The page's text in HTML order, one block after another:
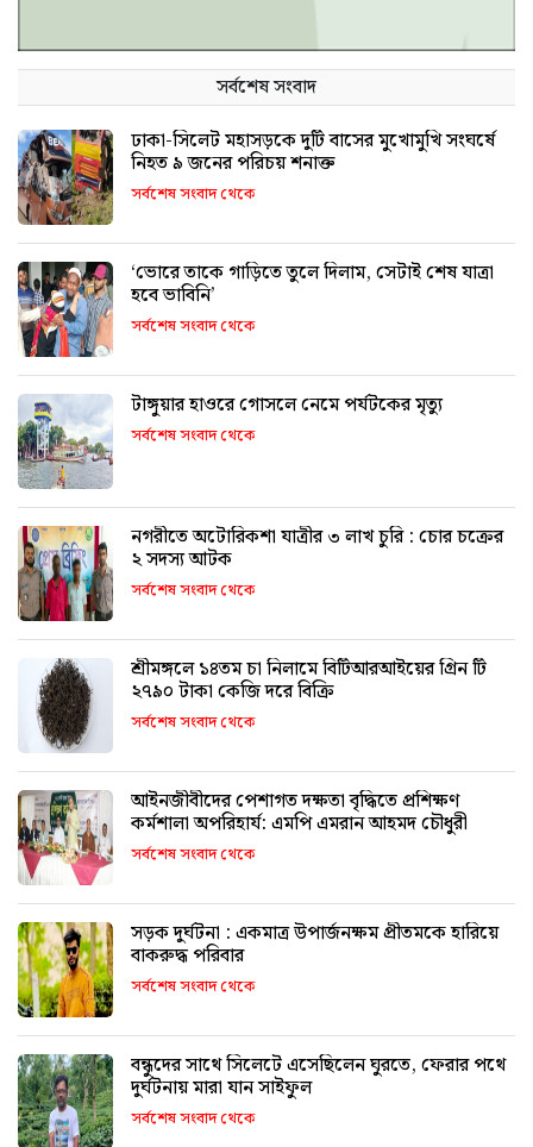
সর্বশেষ সংবাদ
ঢাকা-সিলেট মহাসড়কে দুটি বাসের মুখোমুখি সংঘর্ষে
নিহত ৯ জনের পরিচয় শনাক্ত
সর্বশেষ সংবাদ থেকে
‘ভোরে তাকে গাড়িতে তুলে দিলাম, সেটাই শেষ যাত্রা
হবে ভাবিনি’
সর্বশেষ সংবাদ থেকে
টাঙ্গুয়ার হাওরে গোসলে নেমে পর্যটকের মৃত্যু
সর্বশেষ সংবাদ থেকে
নগরীতে অটোরিকশা যাত্রীর ৩ লাখ চুরি : চোর চক্রের
২ সদস্য আটক
সর্বশেষ সংবাদ থেকে
শ্রীমঙ্গলে ১৪তম চা নিলামে বিটিআরআইয়ের গ্রিন টি
২৭৯০ টাকা কেজি দরে বিক্রি
সর্বশেষ সংবাদ থেকে
আইনজীবীদের পেশাগত দক্ষতা বৃদ্ধিতে প্রশিক্ষণ
কর্মশালা অপরিহার্য: এমপি এমরান আহমদ চৌধুরী
সর্বশেষ সংবাদ থেকে
সড়ক দুর্ঘটনা : একমাত্র উপার্জনক্ষম প্রীতমকে হারিয়ে
বাকরুদ্ধ পরিবার
সর্বশেষ সংবাদ থেকে
বন্ধুদের সাথে সিলেটে এসেছিলেন ঘুরতে, ফেরার পথে
দুর্ঘটনায় মারা যান সাইফুল
সর্বশেষ সংবাদ থেকে